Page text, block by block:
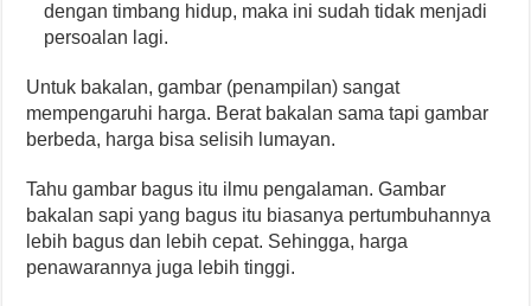
dengan timbang hidup, maka ini sudah tidak menjadi
persoalan lagi.
Untuk bakalan, gambar (penampilan) sangat
mempengaruhi harga. Berat bakalan sama tapi gambar
berbeda, harga bisa selisih lumayan.
Tahu gambar bagus itu ilmu pengalaman. Gambar
bakalan sapi yang bagus itu biasanya pertumbuhannya
lebih bagus dan lebih cepat. Sehingga, harga
penawarannya juga lebih tinggi.